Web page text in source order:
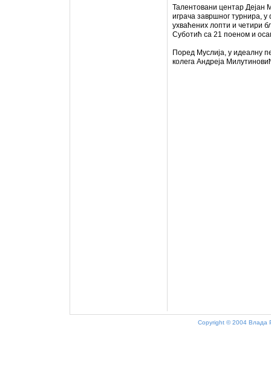
Талентовани центар Дејан
играча завршног турнира,
ухваћених лопти и четири
Суботић са 21 поеном и
Поред Муслија, у идеалну
колега Андреја
Copyright © 2004 Влада